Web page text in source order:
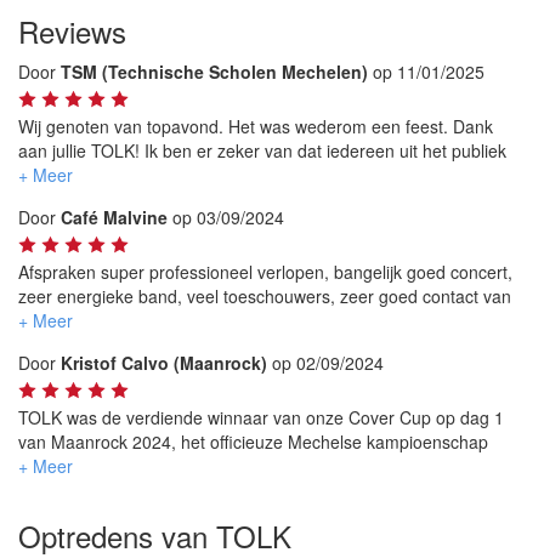
Reviews
Door TSM (Technische Scholen Mechelen) op 11/01/2025
Wij genoten van topavond. Het was wederom een feest. Dank
aan jullie TOLK! Ik ben er zeker van dat iedereen uit het publiek
zeker naar een volgend concert van jullie komt en terug zal
Groeten,
Stefan
Door Café Malvine op 03/09/2024
Afspraken super professioneel verlopen, bangelijk goed concert,
zeer energieke band, veel toeschouwers, zeer goed contact van
TOLK met publiek, vele goede commentaren achteraf, vraag van
zaal. Overal een AA+ evenement en zeker aan te bevelen.
Door Kristof Calvo (Maanrock) op 02/09/2024
TOLK was de verdiende winnaar van onze Cover Cup op dag 1
van Maanrock 2024, het officieuze Mechelse kampioenschap
voor coverbands. Ze brachten veel volk op de been en wisten zo
uit!
Optredens van TOLK